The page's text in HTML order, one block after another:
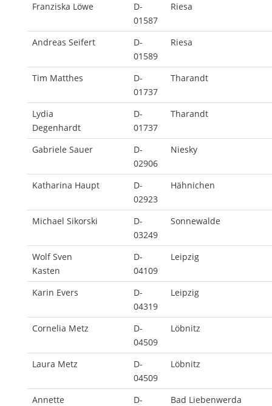
Franziska Löwe
D-
01587
Riesa
Andreas Seifert
D-
01589
Riesa
Tim Matthes
D-
01737
Tharandt
Lydia
Degenhardt
D-
01737
Tharandt
Gabriele Sauer
D-
02906
Niesky
Katharina Haupt
D-
02923
Hähnichen
Michael Sikorski
D-
03249
Sonnewalde
Wolf Sven
Kasten
D-
04109
Leipzig
Karin Evers
D-
04319
Leipzig
Cornelia Metz
D-
04509
Löbnitz
Laura Metz
D-
04509
Löbnitz
Annette
D-
Bad Liebenwerda